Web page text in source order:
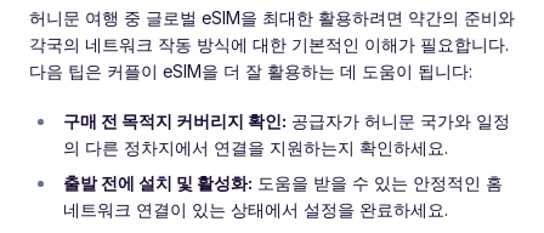
허니문 여행 중 글로벌 eSIM을 최대한 활용하려면 약간의 준비와
각국의 네트워크 작동 방식에 대한 기본적인 이해가 필요합니다.
다음 팁은 커플이 eSIM을 더 잘 활용하는 데 도움이 됩니다:
구매 전 목적지 커버리지 확인: 공급자가 허니문 국가와 일정
의 다른 정차지에서 연결을 지원하는지 확인하세요.
출발 전에 설치 및 활성화: 도움을 받을 수 있는 안정적인 홈
네트워크 연결이 있는 상태에서 설정을 완료하세요.